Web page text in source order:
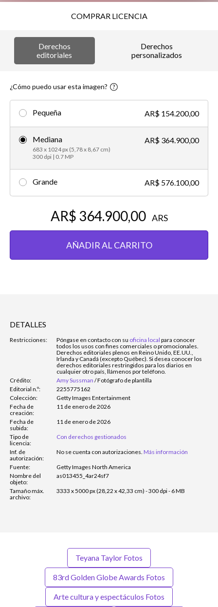
COMPRAR LICENCIA
Derechos
editoriales
Derechos
personalizados
¿Cómo puedo usar esta imagen?
Pequeña AR$ 154.200,00
Mediana
683 x 1024 px (5,78 x 8,67 cm)
300 dpi | 0.7 MP
AR$ 364.900,00
Grande AR$ 576.100,00
AR$ 364.900,00 ARS
AÑADIR AL CARRITO
DETALLES
Restricciones: Póngase en contacto con su oficina local para conocer
todos los usos con fines comerciales o promocionales.
Derechos editoriales plenos en Reino Unido, EE.UU.,
Irlanda y Canadá (excepto Québec). Si desea conocer los
derechos editoriales restringidos para los diarios en
cualquier otro país, llámenos por teléfono.
Crédito:
Amy Sussman /Fotógrafo de plantilla
Editorial n.º:
2255775162
Colección:
Getty Images Entertainment
Fecha de
creación:
11 de enero de 2026
Fecha de
subida:
11 de enero de 2026
Tipo de
licencia:
Con derechos gestionados
Inf. de
autorización:
No se cuenta con autorizaciones. Más información
Fuente:
Getty Images North America
Nombre del
objeto:
as013455_4ar24sf7
Tamaño máx.
archivo:
3333 x 5000 px (28,22 x 42,33 cm) - 300 dpi - 6 MB
Teyana Taylor Fotos
83rd Golden Globe Awards Fotos
Arte cultura y espectáculos Fotos